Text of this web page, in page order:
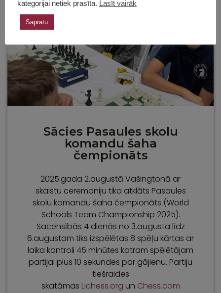
Sācies Pasaules skolu
komandu šaha
čempionāts
2025.gada 2.augustā Vašingtonā ar
skaistu ceremoniju tika atklāts Pasaules
skolu komandu šaha čempionāts (World
Schools Team Championship 2025).
Sacensībās 4 dienās no 3.augusta līdz
6.augustam tiks izspēlētas 8 spēļu kārtas ar
laika kontroli 45 minūtes katram spēlētājam
partijai plus 10 sekundes par gājienu. Partiju
tiešraides
skatāmas Lichess.org un Chess.com
kategorijai netiek prasīta. Lasīt vairāk
Sapratu